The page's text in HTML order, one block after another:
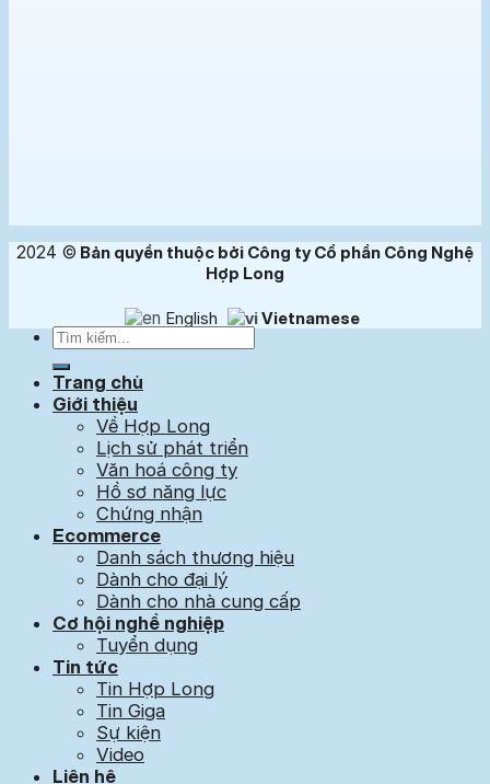
2024 © Bản quyền thuộc bởi Công ty Cổ phần Công Nghệ
Hợp Long
English Vietnamese
Trang chủ
Giới thiệu
Về Hợp Long
Lịch sử phát triển
Văn hoá công ty
Hồ sơ năng lực
Chứng nhận
Ecommerce
Danh sách thương hiệu
Dành cho đại lý
Dành cho nhà cung cấp
Cơ hội nghề nghiệp
Tuyển dụng
Tin tức
Tin Hợp Long
Tin Giga
Sự kiện
Video
Liên hệ